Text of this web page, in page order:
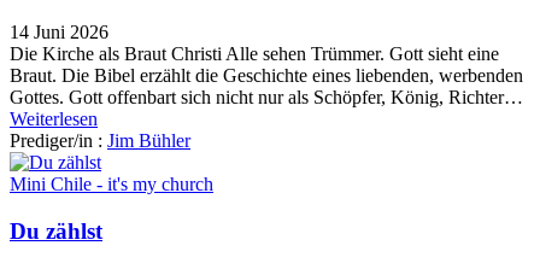
14 Juni 2026
Die Kirche als Braut Christi Alle sehen Trümmer. Gott sieht eine
Braut. Die Bibel erzählt die Geschichte eines liebenden, werbenden
Gottes. Gott offenbart sich nicht nur als Schöpfer, König, Richter…
Weiterlesen
Prediger/in : Jim Bühler
Mini Chile - it's my church
Du zählst